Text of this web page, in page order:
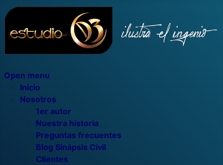
Open menu
Inicio
Nosotros
1er autor
Nuestra historia
Preguntas frecuentes
Blog Sinápsis Civil
Clientes